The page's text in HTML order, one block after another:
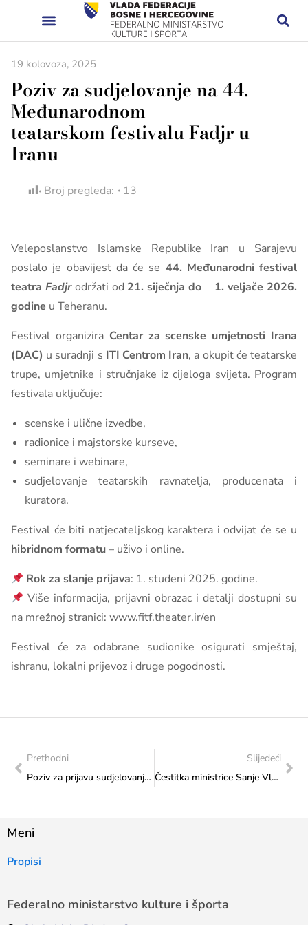
19 kolovoza, 2025
Poziv za sudjelovanje na 44.
Međunarodnom
teatarskom festivalu Fadjr u
Iranu
Broj pregleda: 13
Veleposlanstvo Islamske Republike Iran u Sarajevu
poslalo je obavijest da će se 44. Međunarodni festival
teatra Fadjrodržati od 21. siječnja do 1. veljače 2026.
godine u Teheranu.
Festival organizira Centar za scenske umjetnosti Irana
(DAC) u suradnji s ITI Centrom Iran, a okupit će teatarske
trupe, umjetnike i stručnjake iz cijeloga svijeta. Program
festivala uključuje:
scenske i ulične izvedbe,
radionice i majstorske kurseve,
seminare i webinare,
sudjelovanje teatarskih ravnatelja, producenata i
kuratora.
Festival će biti natjecateljskog karaktera i odvijat će se u
hibridnom formatu– uživo i online.
Rok za slanje prijava: 1. studeni 2025. godine.
Više informacija, prijavni obrazac i detalji dostupni su
na mrežnoj stranici: www.fitf.theater.ir/en
Festival će za odabrane sudionike osigurati smještaj,
ishranu, lokalni prijevoz i druge pogodnosti.
Prethodni
Poziv za prijavu sudjelovanja na 33. dodjeli nagrade Svjetska knjiga godine Islamske Republike Iran
Slijedeći
Čestitka ministrice Sanje Vlaisavljević Atletskom klubu „Volim trčanje“
Meni
Propisi
Federalno ministarstvo kulture i športa